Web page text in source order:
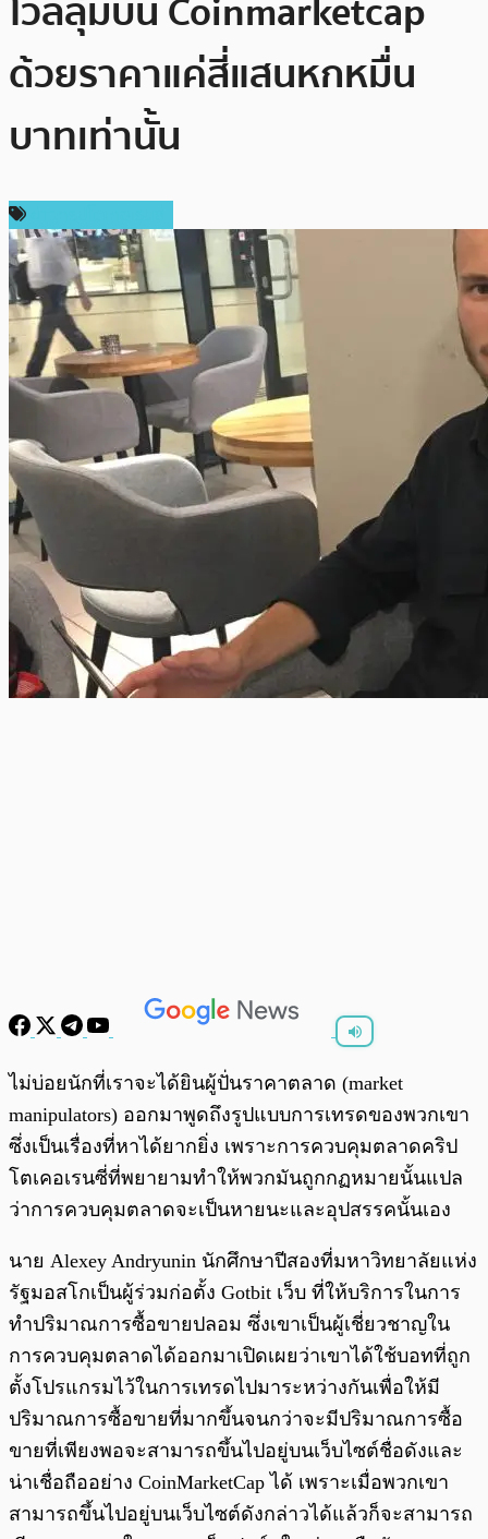
ด้วยราคาแค่สี่แสนหกหมื่น
บาทเท่านั้น
พร้อมเล่น
ไม่บ่อยนักที่เราจะได้ยินผู้ปั่นราคาตลาด (market
manipulators) ออกมาพูดถึงรูปแบบการเทรดของพวกเขา
ซึ่งเป็นเรื่องที่หาได้ยากยิ่ง เพราะการควบคุมตลาดคริป
โตเคอเรนซี่ที่พยายามทำให้พวกมันถูกกฏหมายนั้นแปล
ว่าการควบคุมตลาดจะเป็นหายนะและอุปสรรคนั้นเอง
นาย Alexey Andryunin นักศึกษาปีสองที่มหาวิทยาลัยแห่ง
รัฐมอสโกเป็นผู้ร่วมก่อตั้ง Gotbit เว็บ ที่ให้บริการในการ
ทำปริมาณการซื้อขายปลอม ซึ่งเขาเป็นผู้เชี่ยวชาญใน
การควบคุมตลาดได้ออกมาเปิดเผยว่าเขาได้ใช้บอทที่ถูก
ตั้งโปรแกรมไว้ในการเทรดไปมาระหว่างกันเพื่อให้มี
ปริมาณการซื้อขายที่มากขึ้นจนกว่าจะมีปริมาณการซื้อ
ขายที่เพียงพอจะสามารถขึ้นไปอยู่บนเว็บไซต์ชื่อดังและ
น่าเชื่อถืออย่าง CoinMarketCap ได้ เพราะเมื่อพวกเขา
สามารถขึ้นไปอยู่บนเว็บไซต์ดังกล่าวได้แล้วก็จะสามารถ